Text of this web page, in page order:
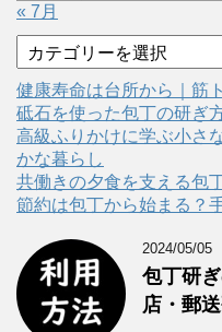
« 7月
テ
ゴ
リ
ー
健康寿命は台所から｜筋
砥石を使った包丁の研ぎ
高級ふりかけに学ぶ小さ
かな暮らし
共働きの夕食を支える包
節約は包丁から始まる？
2024/05/05
包丁研
店・郵